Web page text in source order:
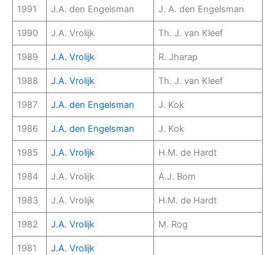
1991 J.A. den Engelsman J. A. den Engelsman
1990 J.A. Vrolijk Th. J. van Kleef
1989 J.A. Vrolijk R. Jharap
1988 J.A. Vrolijk Th. J. van Kleef
1987 J.A. den Engelsman J. Kok
1986 J.A. den Engelsman J. Kok
1985 J.A. Vrolijk H.M. de Hardt
1984 J.A. Vrolijk A.J. Bom
1983 J.A. Vrolijk H.M. de Hardt
1982 J.A. Vrolijk M. Rog
1981 J.A. Vrolijk